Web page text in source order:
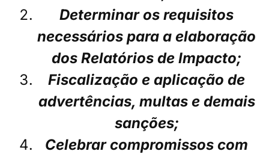
Determinar os requisitos
necessários para a elaboração
dos Relatórios de Impacto;
Fiscalização e aplicação de
advertências, multas e demais
sanções;
Celebrar compromissos com